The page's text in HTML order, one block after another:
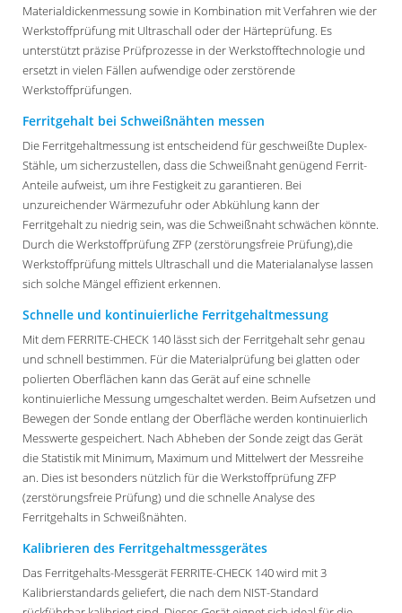
Materialdickenmessung sowie in Kombination mit Verfahren wie der
Werkstoffprüfung mit Ultraschall oder der Härteprüfung. Es
unterstützt präzise Prüfprozesse in der Werkstofftechnologie und
ersetzt in vielen Fällen aufwendige oder zerstörende
Werkstoffprüfungen.
Ferritgehalt bei Schweißnähten messen
Die Ferritgehaltmessung ist entscheidend für geschweißte Duplex-
Stähle, um sicherzustellen, dass die Schweißnaht genügend Ferrit-
Anteile aufweist, um ihre Festigkeit zu garantieren. Bei
unzureichender Wärmezufuhr oder Abkühlung kann der
Ferritgehalt zu niedrig sein, was die Schweißnaht schwächen könnte.
Durch die Werkstoffprüfung ZFP (zerstörungsfreie Prüfung),die
Werkstoffprüfung mittels Ultraschall und die Materialanalyse lassen
sich solche Mängel effizient erkennen.
Schnelle und kontinuierliche Ferritgehaltmessung
Mit dem FERRITE-CHECK 140 lässt sich der Ferritgehalt sehr genau
und schnell bestimmen. Für die Materialprüfung bei glatten oder
polierten Oberflächen kann das Gerät auf eine schnelle
kontinuierliche Messung umgeschaltet werden. Beim Aufsetzen und
Bewegen der Sonde entlang der Oberfläche werden kontinuierlich
Messwerte gespeichert. Nach Abheben der Sonde zeigt das Gerät
die Statistik mit Minimum, Maximum und Mittelwert der Messreihe
an. Dies ist besonders nützlich für die Werkstoffprüfung ZFP
(zerstörungsfreie Prüfung) und die schnelle Analyse des
Ferritgehalts in Schweißnähten.
Kalibrieren des Ferritgehaltmessgerätes
Das Ferritgehalts-Messgerät FERRITE-CHECK 140 wird mit 3
Kalibrierstandards geliefert, die nach dem NIST-Standard